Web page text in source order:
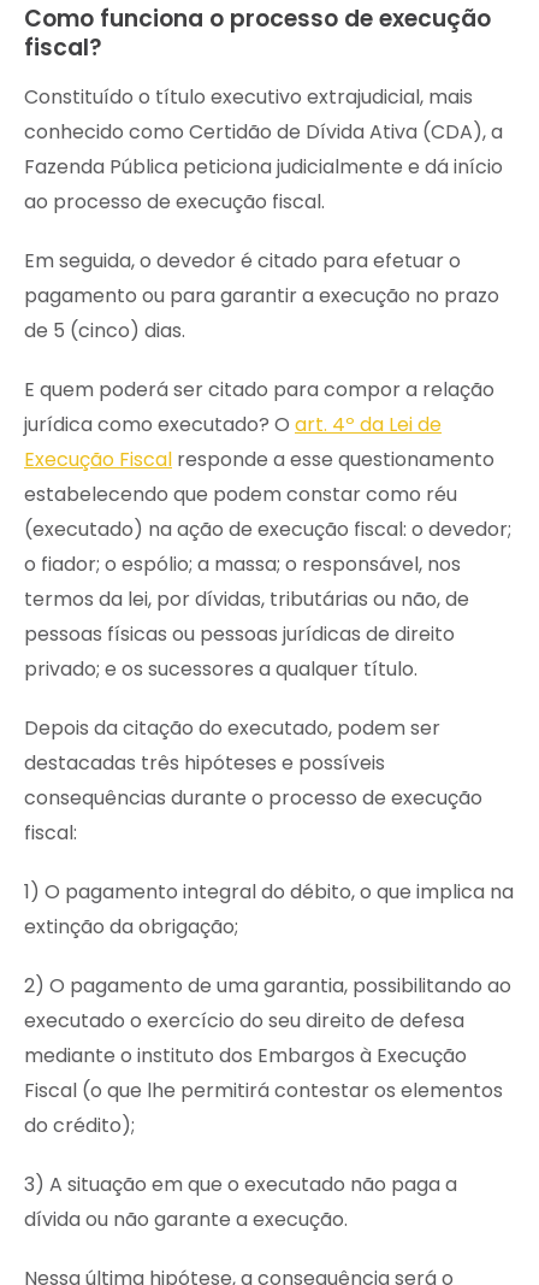
Como funciona o processo de execução
fiscal?
Constituído o título executivo extrajudicial, mais
conhecido como Certidão de Dívida Ativa (CDA), a
Fazenda Pública peticiona judicialmente e dá início
ao processo de execução fiscal.
Em seguida, o devedor é citado para efetuar o
pagamento ou para garantir a execução no prazo
de 5 (cinco) dias.
E quem poderá ser citado para compor a relação
jurídica como executado? O art. 4º da Lei de
Execução Fiscal responde a esse questionamento
estabelecendo que podem constar como réu
(executado) na ação de execução fiscal: o devedor;
o fiador; o espólio; a massa; o responsável, nos
termos da lei, por dívidas, tributárias ou não, de
pessoas físicas ou pessoas jurídicas de direito
privado; e os sucessores a qualquer título.
Depois da citação do executado, podem ser
destacadas três hipóteses e possíveis
consequências durante o processo de execução
fiscal:
1) O pagamento integral do débito, o que implica na
extinção da obrigação;
2) O pagamento de uma garantia, possibilitando ao
executado o exercício do seu direito de defesa
mediante o instituto dos Embargos à Execução
Fiscal (o que lhe permitirá contestar os elementos
do crédito);
3) A situação em que o executado não paga a
dívida ou não garante a execução.
Nessa última hipótese, a consequência será o